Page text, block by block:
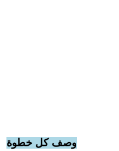
وصف كل خطوة